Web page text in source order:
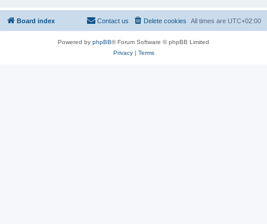
Board index All times are UTC+02:00
Delete cookies
Contact us
Powered by phpBB® Forum Software © phpBB Limited
Privacy| Terms